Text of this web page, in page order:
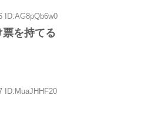
ID:AG8pQb6w0
を持てる
ID:MuaJHHF20